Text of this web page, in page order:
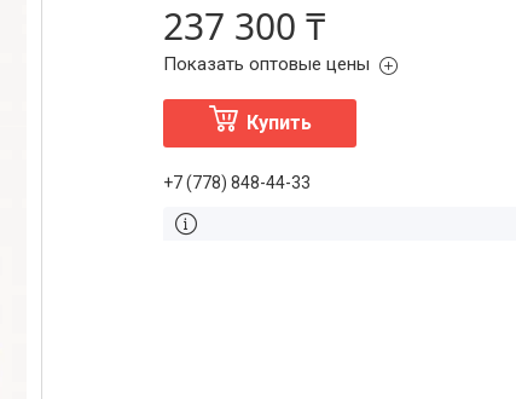
237 300 ₸
Показать оптовые цены
Купить
+7 (778) 848-44-33